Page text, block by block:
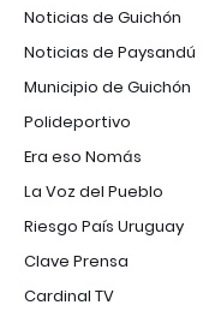
Noticias de Guichón
Noticias de Paysandú
Municipio de Guichón
Polideportivo
Era eso Nomás
La Voz del Pueblo
Riesgo País Uruguay
Clave Prensa
Cardinal TV